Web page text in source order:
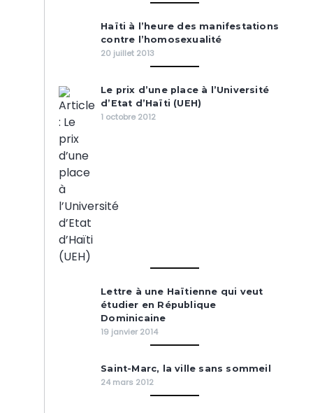
Haïti à l’heure des manifestations
contre l’homosexualité
20 juillet 2013
Le prix d’une place à l’Université
d’Etat d’Haïti (UEH)
1 octobre 2012
Lettre à une Haïtienne qui veut
étudier en République
Dominicaine
19 janvier 2014
Saint-Marc, la ville sans sommeil
24 mars 2012